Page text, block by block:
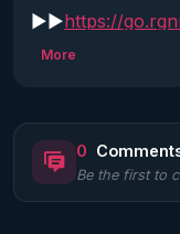
▶▶https://
corps
pour
de détoxification
adaptée à votre
dans
More
0
Be the first to